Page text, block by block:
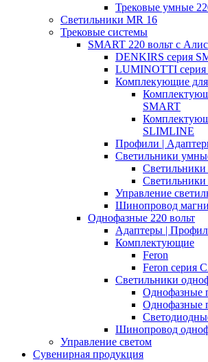
Трековые умные
Светильники MR 16
Трековые системы
SMART 220 вольт c
DENKIRS серия
LUMINOTTI
Комплекующие для
SMART
SLIMLINE
Профили |
Светильники
Управление
Шинопровод
Однофазные 220 вольт
Адаптеры |
Комплектующие
Feron
Feron серия
Светильники
Однофазные
Однофазные
Шинопровод
Управление светом
Сувенирная продукция